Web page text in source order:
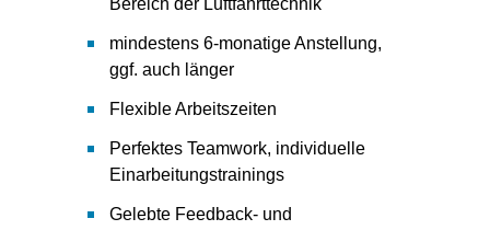
Bereich der Luftfahrttechnik
mindestens 6-monatige Anstellung,
ggf. auch länger
Flexible Arbeitszeiten
Perfektes Teamwork, individuelle
Einarbeitungstrainings
Gelebte Feedback- und